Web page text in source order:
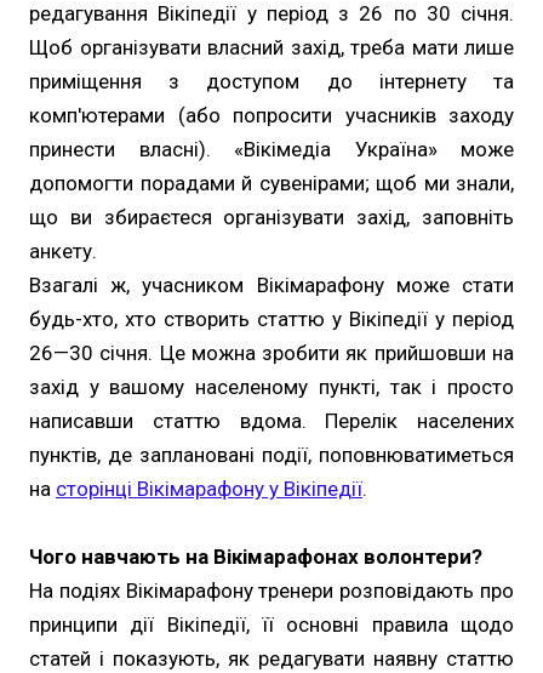
редагування Вікіпедії у період з 26 по 30 січня.
Щоб організувати власний захід, треба мати лише
приміщення з доступом до інтернету та
комп'ютерами (або попросити учасників заходу
принести власні). «Вікімедіа Україна» може
допомогти порадами й сувенірами; щоб ми знали,
що ви збираєтеся організувати захід, заповніть
анкету.
Взагалі ж, учасником Вікімарафону може стати
будь-хто, хто створить статтю у Вікіпедії у період
26—30 січня. Це можна зробити як прийшовши на
захід у вашому населеному пункті, так і просто
написавши статтю вдома. Перелік населених
пунктів, де заплановані події, поповнюватиметься
на сторінці Вікімарафону у Вікіпедії.
Чого навчають на Вікімарафонах волонтери?
На подіях Вікімарафону тренери розповідають про
принципи дії Вікіпедії, її основні правила щодо
статей і показують, як редагувати наявну статтю